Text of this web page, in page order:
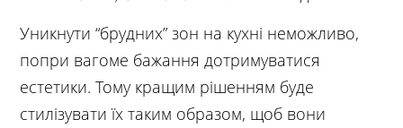
Уникнути “брудних” зон на кухні неможливо,
попри вагоме бажання дотримуватися
естетики. Тому кращим рішенням буде
стилізувати їх таким образом, щоб вони